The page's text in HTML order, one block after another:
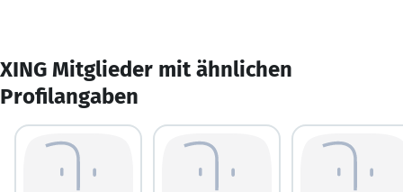
XING Mitglieder mit ähnlichen
Profilangaben